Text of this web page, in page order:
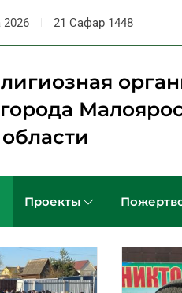
2026 21 Сафар 1448
Проекты